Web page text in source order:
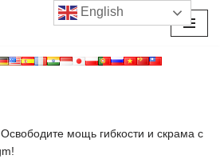
Освободите мощь гибкости и скрама с
English